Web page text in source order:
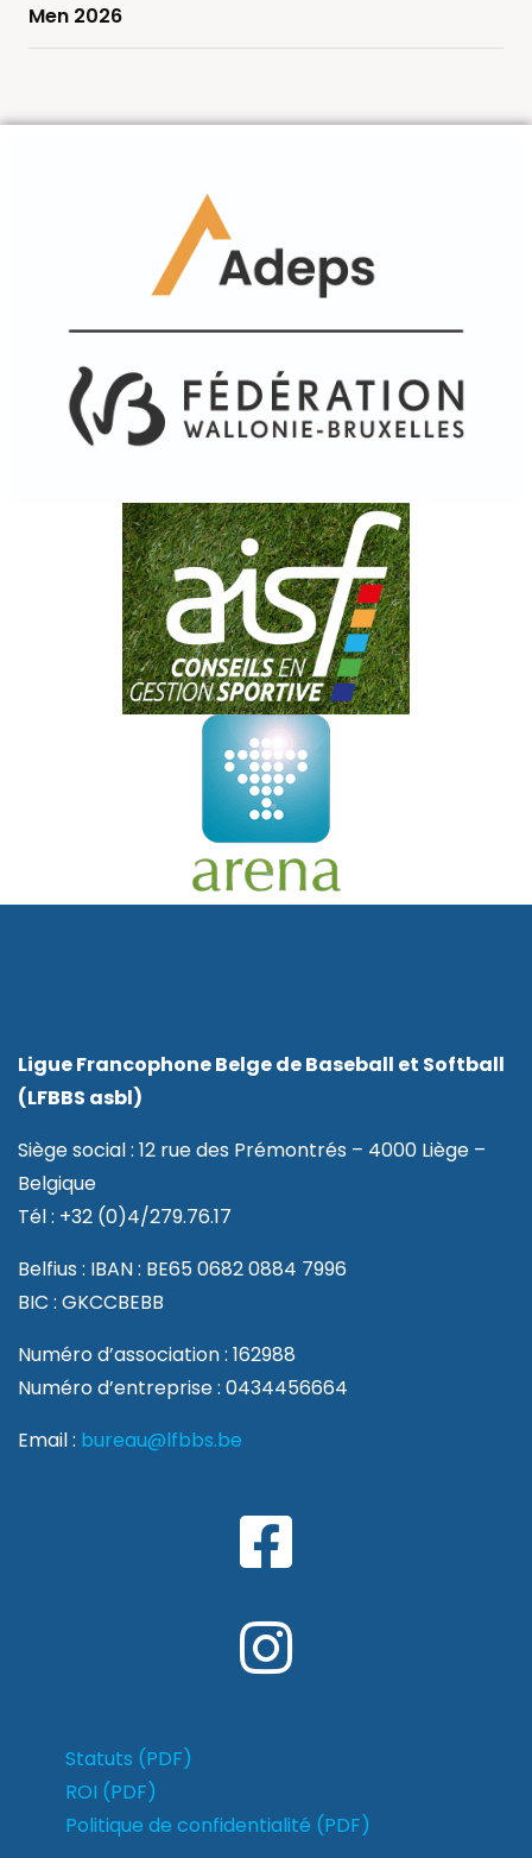
Men 2026
Ligue Francophone Belge de Baseball et Softball
(LFBBS asbl)
Siège social : 12 rue des Prémontrés – 4000 Liège –
Belgique
Tél : +32 (0)4/279.76.17
Belfius : IBAN : BE65 0682 0884 7996
BIC : GKCCBEBB
Numéro d’association : 162988
Numéro d’entreprise : 0434456664
Email : bureau@lfbbs.be
Statuts (PDF)
ROI (PDF)
Politique de confidentialité (PDF)